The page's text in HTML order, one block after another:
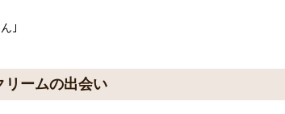
｣
リームの出会い